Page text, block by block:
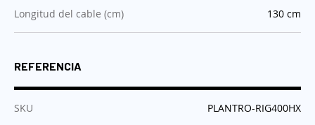
Longitud del cable (cm) :130 cm
REFERENCIA
SKU :PLANTRO-RIG400HX